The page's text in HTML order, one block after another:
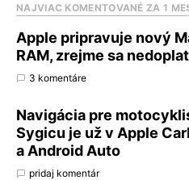
NAJVIAC KOMENTOVANÉ ZA 1
Apple pripravuje nový
RAM, zrejme sa
3 komentáre
Navigácia pre
Sygicu je už v Apple
a Android Auto
pridaj komentár